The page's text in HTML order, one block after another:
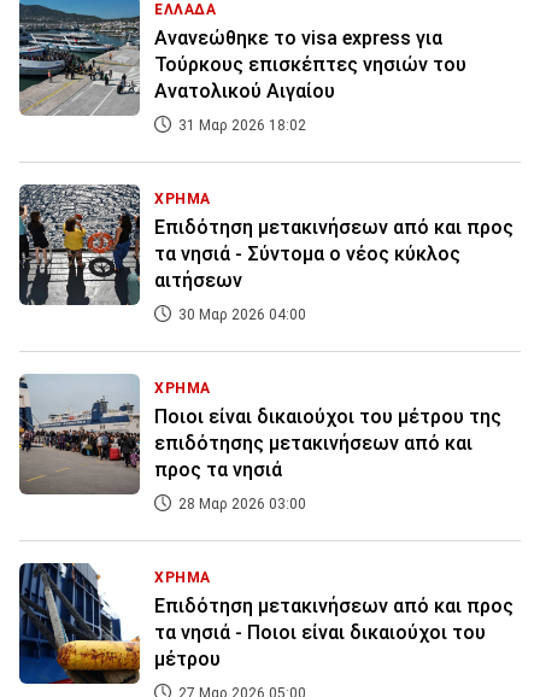
ΕΛΛΑΔΑ
Ανανεώθηκε το visa express για
Τούρκους επισκέπτες νησιών του
Ανατολικού Αιγαίου
31 Μαρ 2026 18:02
ΧΡΗΜΑ
Επιδότηση μετακινήσεων από και προς
τα νησιά - Σύντομα ο νέος κύκλος
αιτήσεων
30 Μαρ 2026 04:00
ΧΡΗΜΑ
Ποιοι είναι δικαιούχοι του μέτρου της
επιδότησης μετακινήσεων από και
προς τα νησιά
28 Μαρ 2026 03:00
ΧΡΗΜΑ
Επιδότηση μετακινήσεων από και προς
τα νησιά - Ποιοι είναι δικαιούχοι του
μέτρου
27 Μαρ 2026 05:00